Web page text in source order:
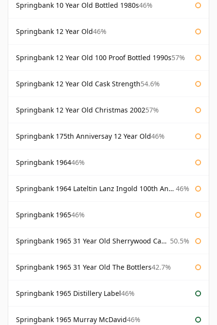
Springbank 10 Year Old Bottled 1980s46%
Springbank 12 Year Old46%
Springbank 12 Year Old 100 Proof Bottled 1990s57%
Springbank 12 Year Old Cask Strength54.6%
Springbank 12 Year Old Christmas 200257%
Springbank 175th Anniversay 12 Year Old46%
Springbank 196446%
Springbank 1964 Lateltin Lanz Ingold 100th Anniversary 46%
Springbank 196546%
Springbank 1965 31 Year Old Sherrywood Cadenhead's 50.5%
Springbank 1965 31 Year Old The Bottlers42.7%
Springbank 1965 Distillery Label46%
Springbank 1965 Murray McDavid46%